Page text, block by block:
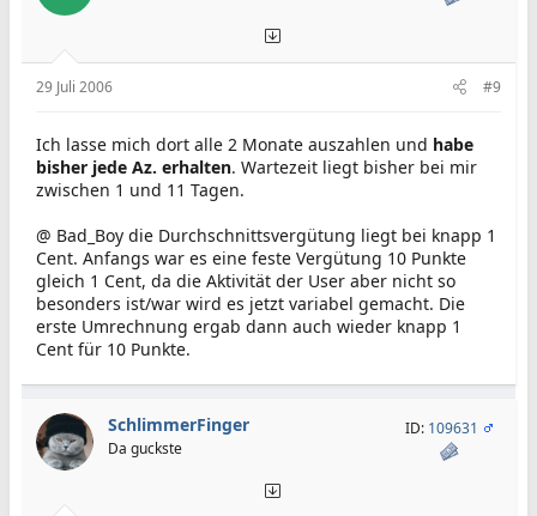
29 Juli 2006 #9
Ich lasse mich dort alle 2 Monate auszahlen und habe
bisher jede Az. erhalten. Wartezeit liegt bisher bei mir
zwischen 1 und 11 Tagen.
@ Bad_Boy die Durchschnittsvergütung liegt bei knapp 1
Cent. Anfangs war es eine feste Vergütung 10 Punkte
gleich 1 Cent, da die Aktivität der User aber nicht so
besonders ist/war wird es jetzt variabel gemacht. Die
erste Umrechnung ergab dann auch wieder knapp 1
Cent für 10 Punkte.
SchlimmerFinger
Da guckste
ID: 109631